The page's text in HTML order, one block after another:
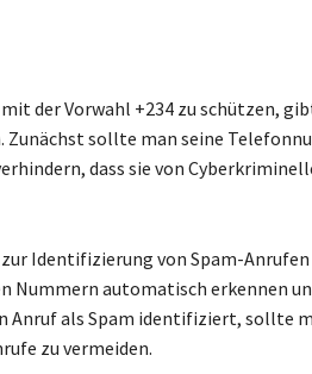
der Vorwahl +234 zu schützen,
Zunächst sollte man seine
dass sie von
Identifizierung von Spam-Anrufen
Nummern automatisch erkennen
Anruf als Spam identifiziert, sollte
zu vermeiden.